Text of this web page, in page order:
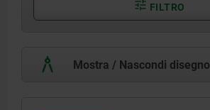
FILTRO
Mostra / Nascondi disegno